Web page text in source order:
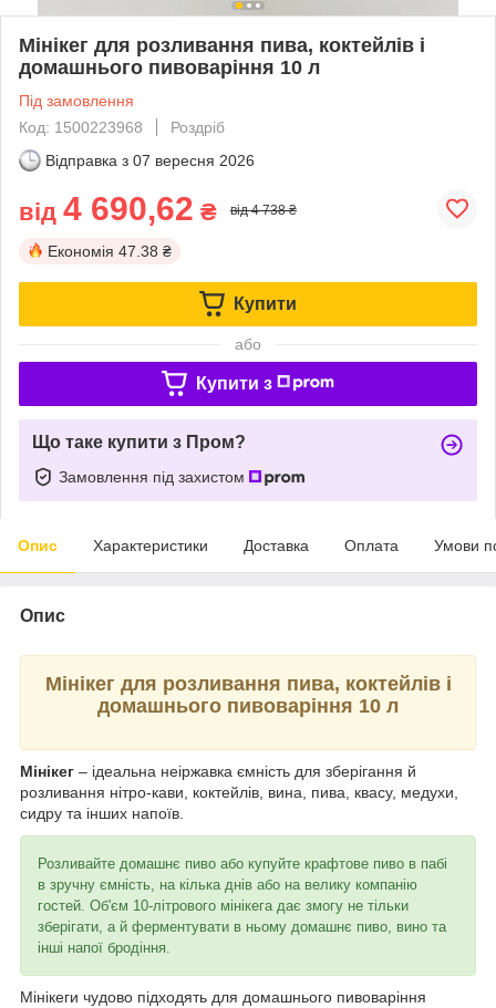
Мінікег для розливання пива, коктейлів і
домашнього пивоваріння 10 л
Під замовлення
Код: 1500223968
Роздріб
Відправка з 07 вересня 2026
від 4 690,62 ₴ від 4 738 ₴
Економія 47.38 ₴
Купити
або
Купити з
Що таке купити з Пром?
Замовлення під захистом
Опис Характеристики Доставка Оплата Умови
Опис
Мінікег для розливання пива, коктейлів і
домашнього пивоваріння 10 л
Мінікег – ідеальна неіржавка ємність для зберігання й
розливання нітро-кави, коктейлів, вина, пива, квасу, медухи,
сидру та інших напоїв.
Розливайте домашнє пиво або купуйте крафтове пиво в пабі
в зручну ємність, на кілька днів або на велику компанію
гостей. Об'єм 10-літрового мінікега дає змогу не тільки
зберігати, а й ферментувати в ньому домашнє пиво, вино та
інші напої бродіння.
Мінікеги чудово підходять для домашнього пивоваріння